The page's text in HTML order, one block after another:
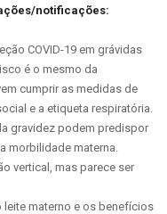
notificações:
COVID-19 em grávidas
é o mesmo da
cumprir as medidas de
e a etiqueta respiratória.
gravidez podem predispor
morbilidade materna.
vertical, mas parece ser
leite materno e os benefícios